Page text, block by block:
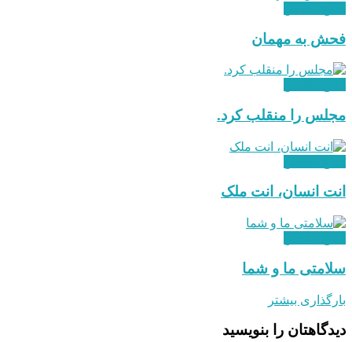
فحش به مهمان
مجلس را منقلب کرد.
انت انسان،‌ انت ملک
سلامتی ما و شما
بارگذاری بیشتر
دیدگاهتان را بنویسید